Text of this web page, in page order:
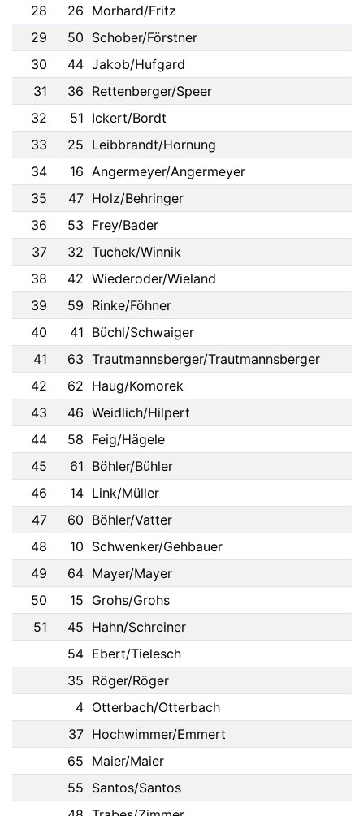
28
26 Morhard/Fritz
29
50 Schober/Förstner
30
44 Jakob/Hufgard
31
36 Rettenberger/Speer
32
51 Ickert/Bordt
33
25 Leibbrandt/Hornung
34
16 Angermeyer/Angermeyer
35
47 Holz/Behringer
36
53 Frey/Bader
37
32 Tuchek/Winnik
38
42 Wiederoder/Wieland
39
59 Rinke/Föhner
40
41 Büchl/Schwaiger
41
63 Trautmannsberger/Trautmannsberger
42
62 Haug/Komorek
43
46 Weidlich/Hilpert
44
58 Feig/Hägele
45
61 Böhler/Bühler
46
14 Link/Müller
47
60 Böhler/Vatter
48
10 Schwenker/Gehbauer
49
64 Mayer/Mayer
50
15 Grohs/Grohs
51
45 Hahn/Schreiner
54 Ebert/Tielesch
35 Röger/Röger
4 Otterbach/Otterbach
37 Hochwimmer/Emmert
65 Maier/Maier
55 Santos/Santos